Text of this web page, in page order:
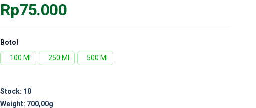
Rp75.000
Botol
100 Ml
250 Ml 500 Ml
Stock: 10
Weight: 700,00g